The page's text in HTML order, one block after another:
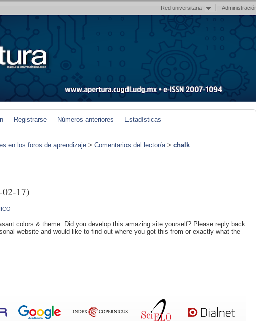
Red universitaria
Registrarse Números anteriores Estadísticas
en los foros de aprendizaje > Comentarios del lector/a> chalk
17)
colors & theme. Did you develop this amazing site yourself? Please reply back
website and would like to find out where you got this from or exactly what the